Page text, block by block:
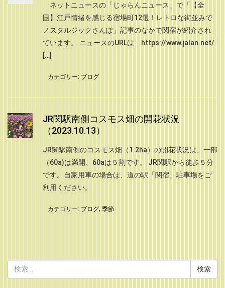
ネットニュースの「じゃらんニュース」で「【全
国】江戸情緒を感じる宿場町12選！レトロな街並みで
ノスタルジックさんぽ」記事のなかで関宿が紹介され
ています。 ニュースのURLは https://www.jalan.net/
[…]
カテゴリー: ブログ
JR関駅南側コスモス畑の開花状況
（2023.10.13）
JR関駅南側のコスモス畑（1.2ha）の開花状況は、一部
（60a)は満開、60aは５割です。 JR関駅から徒歩５分
です。自家用車の場合は、道の駅「関宿」駐車場をご
利用ください。
カテゴリー: ブログ, 季節
索: